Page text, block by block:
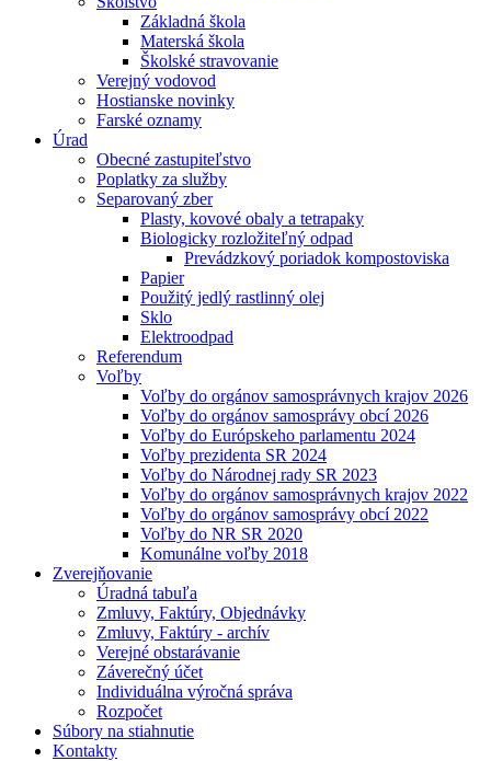
Základná škola
Materská škola
Školské stravovanie
Verejný vodovod
Hostianske novinky
Farské oznamy
Úrad
Obecné zastupiteľstvo
Poplatky za služby
Separovaný zber
Plasty, kovové obaly a tetrapaky
Biologicky rozložiteľný odpad
Prevádzkový poriadok kompostoviska
Papier
Použitý jedlý rastlinný olej
Sklo
Elektroodpad
Referendum
Voľby
Voľby do orgánov samosprávnych krajov 2026
Voľby do orgánov samosprávy obcí 2026
Voľby do Európskeho parlamentu 2024
Voľby prezidenta SR 2024
Voľby do Národnej rady SR 2023
Voľby do orgánov samosprávnych krajov 2022
Voľby do orgánov samosprávy obcí 2022
Voľby do NR SR 2020
Komunálne voľby 2018
Zverejňovanie
Úradná tabuľa
Zmluvy, Faktúry, Objednávky
Zmluvy, Faktúry - archív
Verejné obstarávanie
Záverečný účet
Individuálna výročná správa
Rozpočet
Súbory na stiahnutie
Kontakty